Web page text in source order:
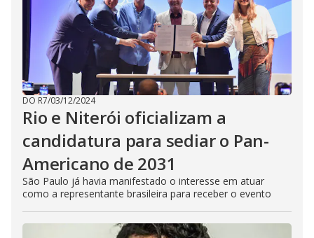
DO R7/03/12/2024
Rio e Niterói oficializam a
candidatura para sediar o Pan-
Americano de 2031
São Paulo já havia manifestado o interesse em atuar
como a representante brasileira para receber o evento